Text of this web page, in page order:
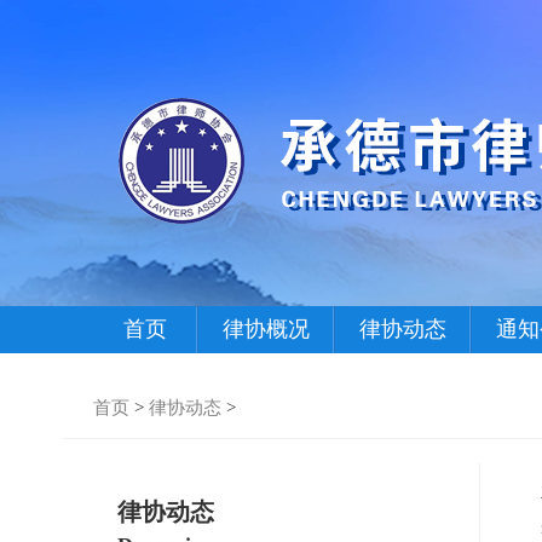
首页 律协概况 律协动态 通
首页 > 律协动态 >
律协动态